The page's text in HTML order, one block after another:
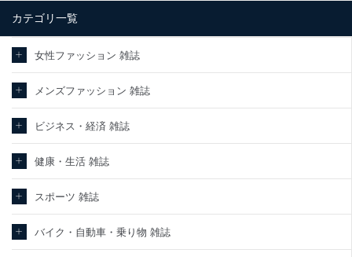
当社は、内部監査及びマネジメントレビューの機会を通じて、個人
情報保護マネジメントシステムを継続的に改善し、常に最良の状態
を維持します。
苦情及び相談受付け窓口
適切、かつ迅速に対応させていただきます。
株式会社富士山マガジンサービス 個人情報問い合わせ係
e-mail：cs@fujisan.co.jp
制定：2005年4月1日
株式会社富士山マガジンサービス
カテゴリ一覧
女性ファッション 雑誌
メンズファッション 雑誌
ビジネス・経済 雑誌
健康・生活 雑誌
スポーツ 雑誌
バイク・自動車・乗り物 雑誌